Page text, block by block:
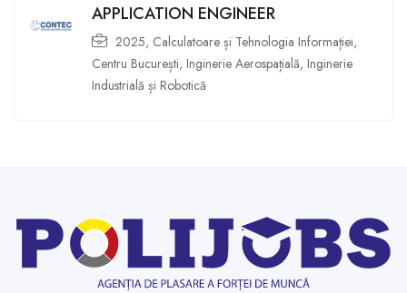
APPLICATION ENGINEER
2025, Calculatoare și Tehnologia Informației,
Centru București, Inginerie Aerospațială, Inginerie
Industrială și Robotică